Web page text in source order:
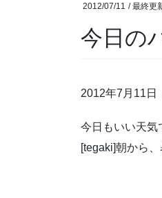
2012/07/11 / 最終更
今日の
2012年7月11日
今日もいい天気
[tegaki]朝から